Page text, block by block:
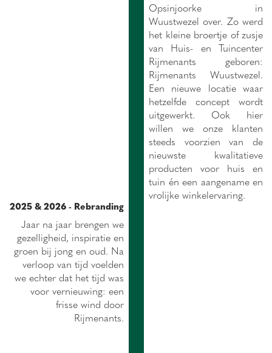
Opsinjoorke in
Wuustwezel over. Zo werd
het kleine broertje of zusje
van Huis- en Tuincenter
Rijmenants geboren:
Rijmenants Wuustwezel.
Een nieuwe locatie waar
hetzelfde concept wordt
uitgewerkt. Ook hier
willen we onze klanten
steeds voorzien van de
nieuwste kwalitatieve
producten voor huis en
tuin én een aangename en
vrolijke winkelervaring.
2025 & 2026 - Rebranding
Jaar na jaar brengen we
gezelligheid, inspiratie en
groen bij jong en oud. Na
verloop van tijd voelden
we echter dat het tijd was
voor vernieuwing: een
frisse wind door
Rijmenants.